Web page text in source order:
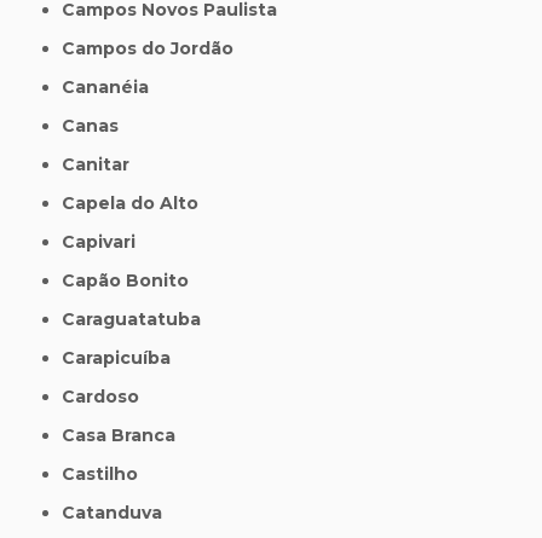
Campos Novos Paulista
Campos do Jordão
Cananéia
Canas
Canitar
Capela do Alto
Capivari
Capão Bonito
Caraguatatuba
Carapicuíba
Cardoso
Casa Branca
Castilho
Catanduva